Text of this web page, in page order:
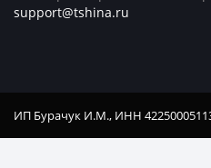
support@tshina.ru
ИП Бурачук И.М., ИНН